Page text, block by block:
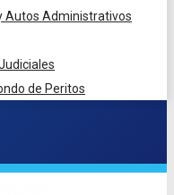
Autos Administrativos
de Peritos